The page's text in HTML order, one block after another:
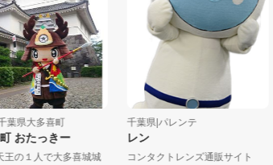
|千葉県大多喜町
喜町 おたっきー
天王の１人で大多喜城城
千葉県|パレンテ
レン
コンタクトレンズ通販サイト